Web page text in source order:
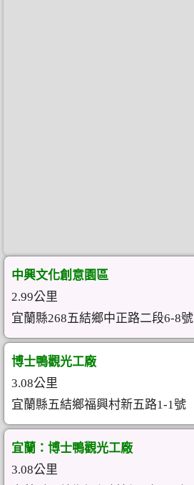
中興文化創意園區
2.99公里
宜蘭縣268五結鄉中正路二段6-8號
博士鴨觀光工廠
3.08公里
宜蘭縣五結鄉福興村新五路1-1號
宜蘭：博士鴨觀光工廠
3.08公里